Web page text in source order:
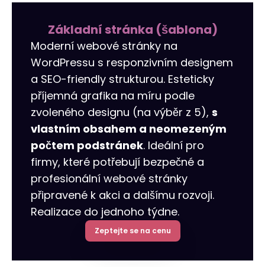
Budování odkazů
Vizitky NAP
Audyt SEO
Optymalizacja SEO
Reklamy na LinkedIn
Allegro Ads
Práce se sociálními médii
Remarketing
obchodů
Internetový obchod pro vás
Správa serveru
Reklamní oblečení
tools
Základní stránka (šablona)
Moderní webové stránky na
WordPressu s responzivním designem
a SEO-friendly strukturou. Esteticky
příjemná grafika na míru podle
zvoleného designu (na výběr z 5), s
vlastním obsahem a neomezeným
počtem podstránek. Ideální pro
firmy, které potřebují bezpečné a
profesionální webové stránky
připravené k akci a dalšímu rozvoji.
Realizace do jednoho týdne.
Zeptejte se na cenu